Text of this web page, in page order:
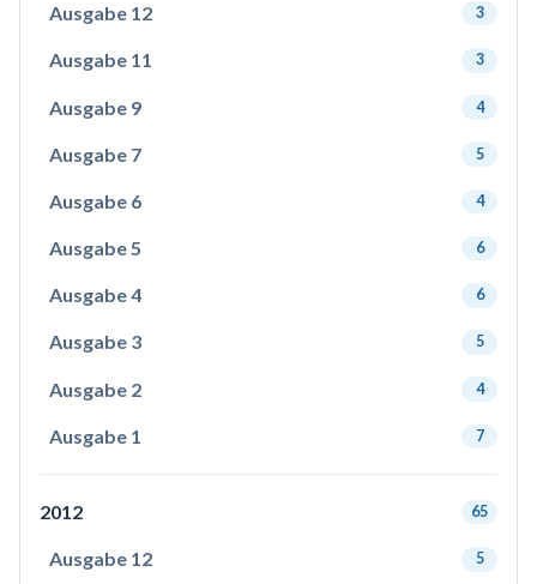
Ausgabe 12 3
Ausgabe 11 3
Ausgabe 9 4
Ausgabe 7 5
Ausgabe 6 4
Ausgabe 5 6
Ausgabe 4 6
Ausgabe 3 5
Ausgabe 2 4
Ausgabe 1 7
2012 65
Ausgabe 12 5